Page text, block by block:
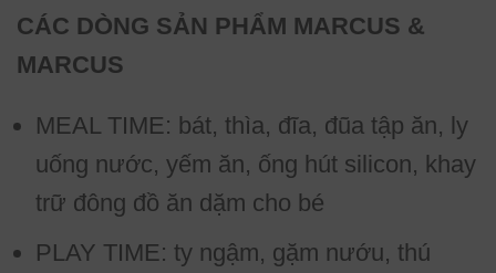
CÁC DÒNG SẢN PHẨM MARCUS &
MARCUS
MEAL TIME: bát, thìa, đĩa, đũa tập ăn, ly
uống nước, yếm ăn, ống hút silicon, khay
trữ đông đồ ăn dặm cho bé
PLAY TIME: ty ngậm, gặm nướu, thú